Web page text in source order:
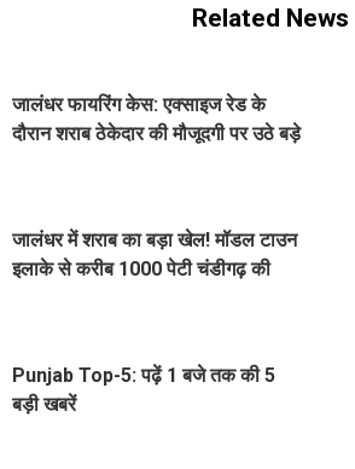
Related News
जालंधर फायरिंग केस: एक्साइज रेड के
दौरान शराब ठेकेदार की मौजूदगी पर उठे बड़े
जालंधर में शराब का बड़ा खेल! मॉडल टाउन
इलाके से करीब 1000 पेटी चंडीगढ़ की
Punjab Top-5: पढ़ें 1 बजे तक की 5
बड़ी खबरें